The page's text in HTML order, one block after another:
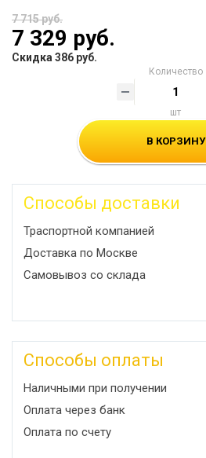
7 715 руб.
7 329 руб.
Скидка 386 руб.
Количество
шт
В КОРЗИНУ
Способы доставки
Траспортной компанией
Доставка по Москве
Самовывоз со склада
Способы оплаты
Наличными при получении
Оплата через банк
Оплата по счету